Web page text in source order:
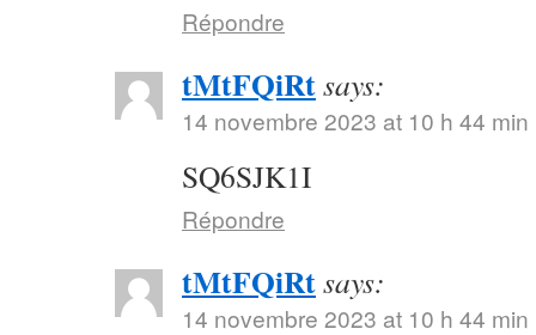
Répondre
tMtFQiRtsays:
14 novembre 2023 at 10 h 44 min
SQ6SJK1I
Répondre
tMtFQiRtsays:
14 novembre 2023 at 10 h 44 min